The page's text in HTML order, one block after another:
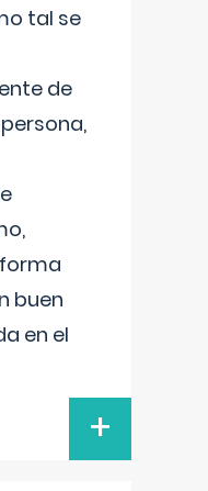
tal se
de
buen
en el
+